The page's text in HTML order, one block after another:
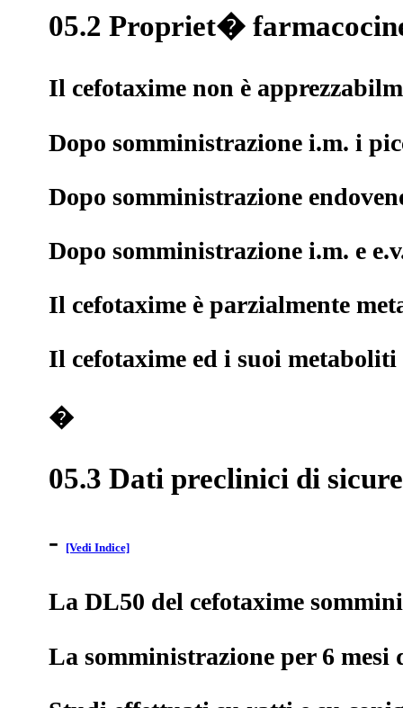
05.2 Propriet�
Il cefotaxime non è
Dopo somministrazione i.m. i
Dopo somministrazione
Dopo somministrazione i.m. e
Il cefotaxime è parzialmente
Il cefotaxime ed i suoi
�
05.3 Dati preclinici di
-
[Vedi Indice]
La DL50 del cefotaxime
La somministrazione per 6